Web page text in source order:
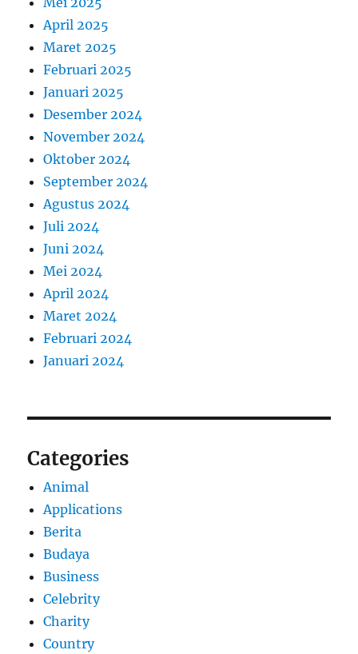
April 2025
Maret 2025
Februari 2025
Januari 2025
Desember 2024
November 2024
Oktober 2024
September 2024
Agustus 2024
Juli 2024
Juni 2024
Mei 2024
April 2024
Maret 2024
Februari 2024
Januari 2024
Categories
Animal
Applications
Berita
Budaya
Business
Celebrity
Charity
Country